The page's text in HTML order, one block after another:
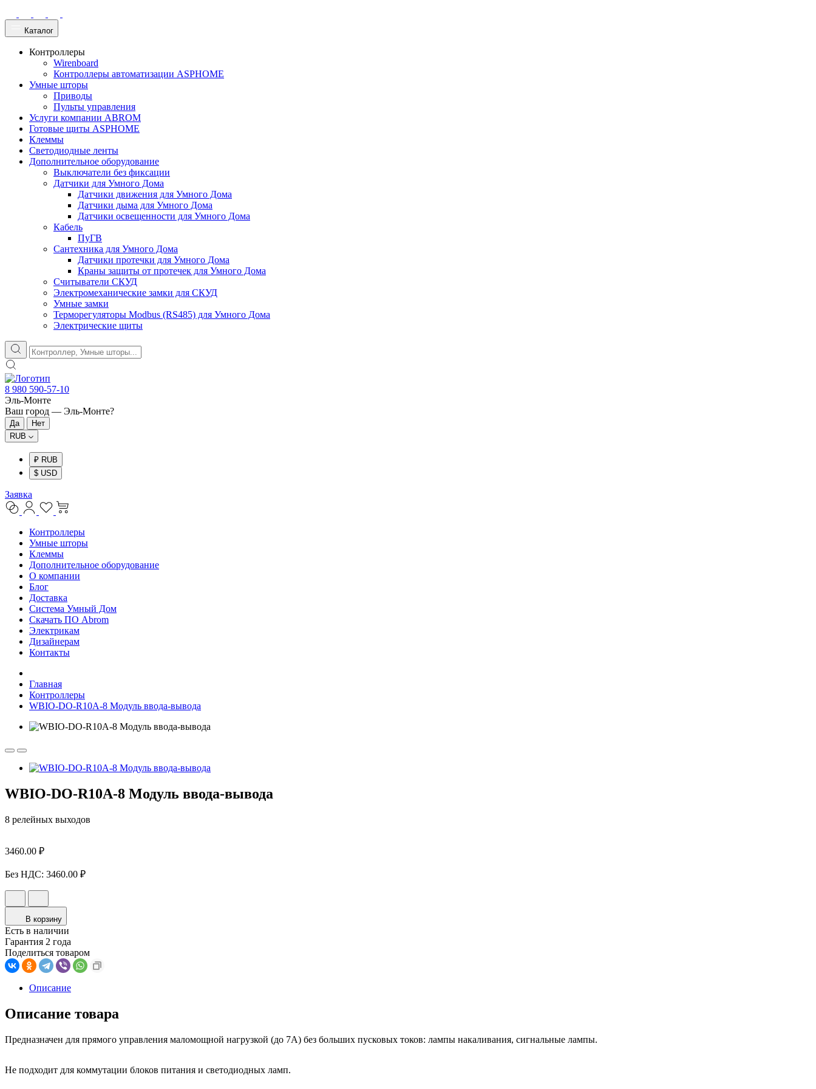
Каталог
Контроллеры
Wirenboard
Контроллеры автоматизации ASPHOME
Умные шторы
Приводы
Пульты управления
Услуги компании ABROM
Готовые щиты ASPHOME
Клеммы
Светодиодные ленты
Дополнительное оборудование
Выключатели без фиксации
Датчики для Умного Дома
Датчики движения для Умного Дома
Датчики дыма для Умного Дома
Датчики освещенности для Умного Дома
Кабель
ПуГВ
Сантехника для Умного Дома
Датчики протечки для Умного Дома
Краны защиты от протечек для Умного Дома
Считыватели СКУД
Электромеханические замки для СКУД
Умные замки
Терморегуляторы Modbus (RS485) для Умного Дома
Электрические щиты
8 980 590-57-10
Эль-Монте
Ваш город — Эль-Монте?
RUB
₽ RUB
$ USD
Заявка
Контроллеры
Умные шторы
Клеммы
Дополнительное оборудование
О компании
Блог
Доставка
Система Умный Дом
Скачать ПО Abrom
Электрикам
Дизайнерам
Контакты
Главная
Контроллеры
WBIO-DO-R10A-8 Модуль ввода-вывода
WBIO-DO-R10A-8 Модуль ввода-вывода
8 релейных выходов
3460.00 ₽
Без НДС: 3460.00 ₽
В корзину
Есть в наличии
Гарантия 2 года
Поделиться товаром
Описание
Описание товара
Предназначен для прямого управления маломощной нагрузкой (до 7А) без больших пусковых токов: лампы накаливания, сигнальные лампы.
Не подходит для коммутации блоков питания и светодиодных ламп.